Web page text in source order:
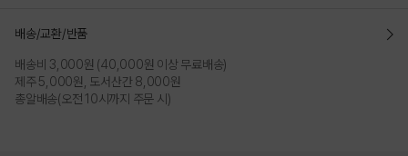
배송/교환/반품
배송비 3,000원 (40,000원 이상 무료배송)
제주 5,000원, 도서산간 8,000원
총알배송(오전 10시까지 주문 시)